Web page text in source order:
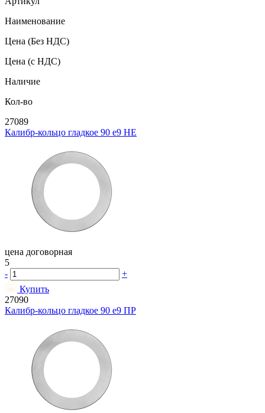
Наименование
Цена (Без НДС)
Цена (с НДС)
Наличие
Кол-во
27089
Калибр-кольцо гладкое 90 e9 НЕ
цена договорная
5
-
+
Купить
27090
Калибр-кольцо гладкое 90 e9 ПР